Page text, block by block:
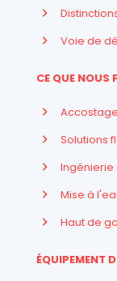
Voie de
CE QUE NOUS
Solutions
Ingénierie
Mise à
Haut de
ÉQUIPEMENT